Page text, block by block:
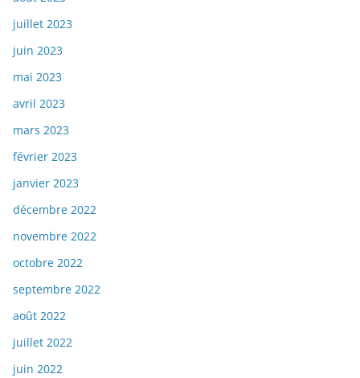
juillet 2023
juin 2023
mai 2023
avril 2023
mars 2023
février 2023
janvier 2023
décembre 2022
novembre 2022
octobre 2022
septembre 2022
août 2022
juillet 2022
juin 2022